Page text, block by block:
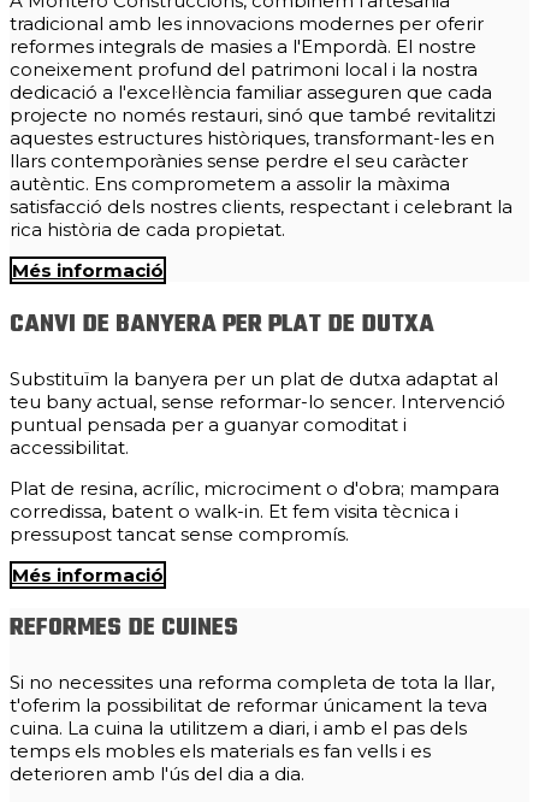
tradicional amb les innovacions modernes per oferir
reformes integrals de masies a l'Empordà. El nostre
coneixement profund del patrimoni local i la nostra
dedicació a l'excel·lència familiar asseguren que cada
projecte no només restauri, sinó que també revitalitzi
aquestes estructures històriques, transformant-les en
llars contemporànies sense perdre el seu caràcter
autèntic. Ens comprometem a assolir la màxima
satisfacció dels nostres clients, respectant i celebrant la
rica història de cada propietat.
Més informació
CANVI DE BANYERA PER PLAT DE DUTXA
Substituïm la banyera per un plat de dutxa adaptat al
teu bany actual, sense reformar-lo sencer. Intervenció
puntual pensada per a guanyar comoditat i
accessibilitat.
Plat de resina, acrílic, microciment o d'obra; mampara
corredissa, batent o walk-in. Et fem visita tècnica i
pressupost tancat sense compromís.
Més informació
REFORMES DE CUINES
Si no necessites una reforma completa de tota la llar,
t'oferim la possibilitat de reformar únicament la teva
cuina. La cuina la utilitzem a diari, i amb el pas dels
temps els mobles els materials es fan vells i es
deterioren amb l'ús del dia a dia.